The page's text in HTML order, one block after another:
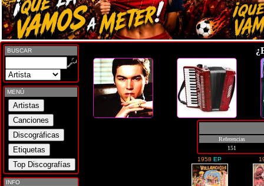
BUSCAR
MENÚ
INFO
Referencias
151
1958EP